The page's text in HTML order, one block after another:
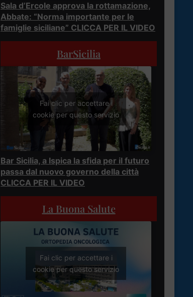
Sala d’Ercole approva la rottamazione,
Abbate: “Norma importante per le
famiglie siciliane” CLICCA PER IL VIDEO
BarSicilia
Fai clic per accettare i
cookie per questo servizio
Bar Sicilia, a Ispica la sfida per il futuro
passa dal nuovo governo della città
CLICCA PER IL VIDEO
La Buona Salute
Fai clic per accettare i
cookie per questo servizio